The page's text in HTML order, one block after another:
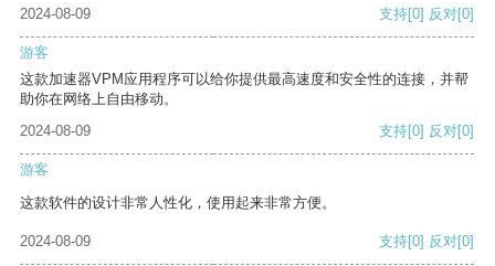
2024-08-09 支持[0] 反对[0]
游客
这款加速器VPM应用程序可以给你提供最高速度和安全性的连接，并帮
助你在网络上自由移动。
2024-08-09
支持[0] 反对[0]
游客
这款软件的设计非常人性化，使用起来非常方便。
2024-08-09 支持[0] 反对[0]